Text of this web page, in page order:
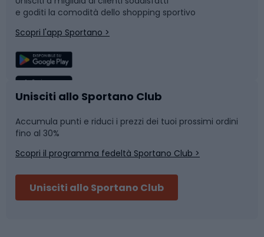
Corsa
Sport di squadra
Caschi da ciclismo
Skitouring
Snowboard
Camminata nordica
Nuoto
Pattinaggio
e goditi la comodità dello shopping sportivo
Scopri l'app Sportano >
Unisciti allo Sportano Club
Accumula punti e riduci i prezzi dei tuoi prossimi ordini
fino al 30%
Scopri il programma fedeltà Sportano Club >
Unisciti allo Sportano Club